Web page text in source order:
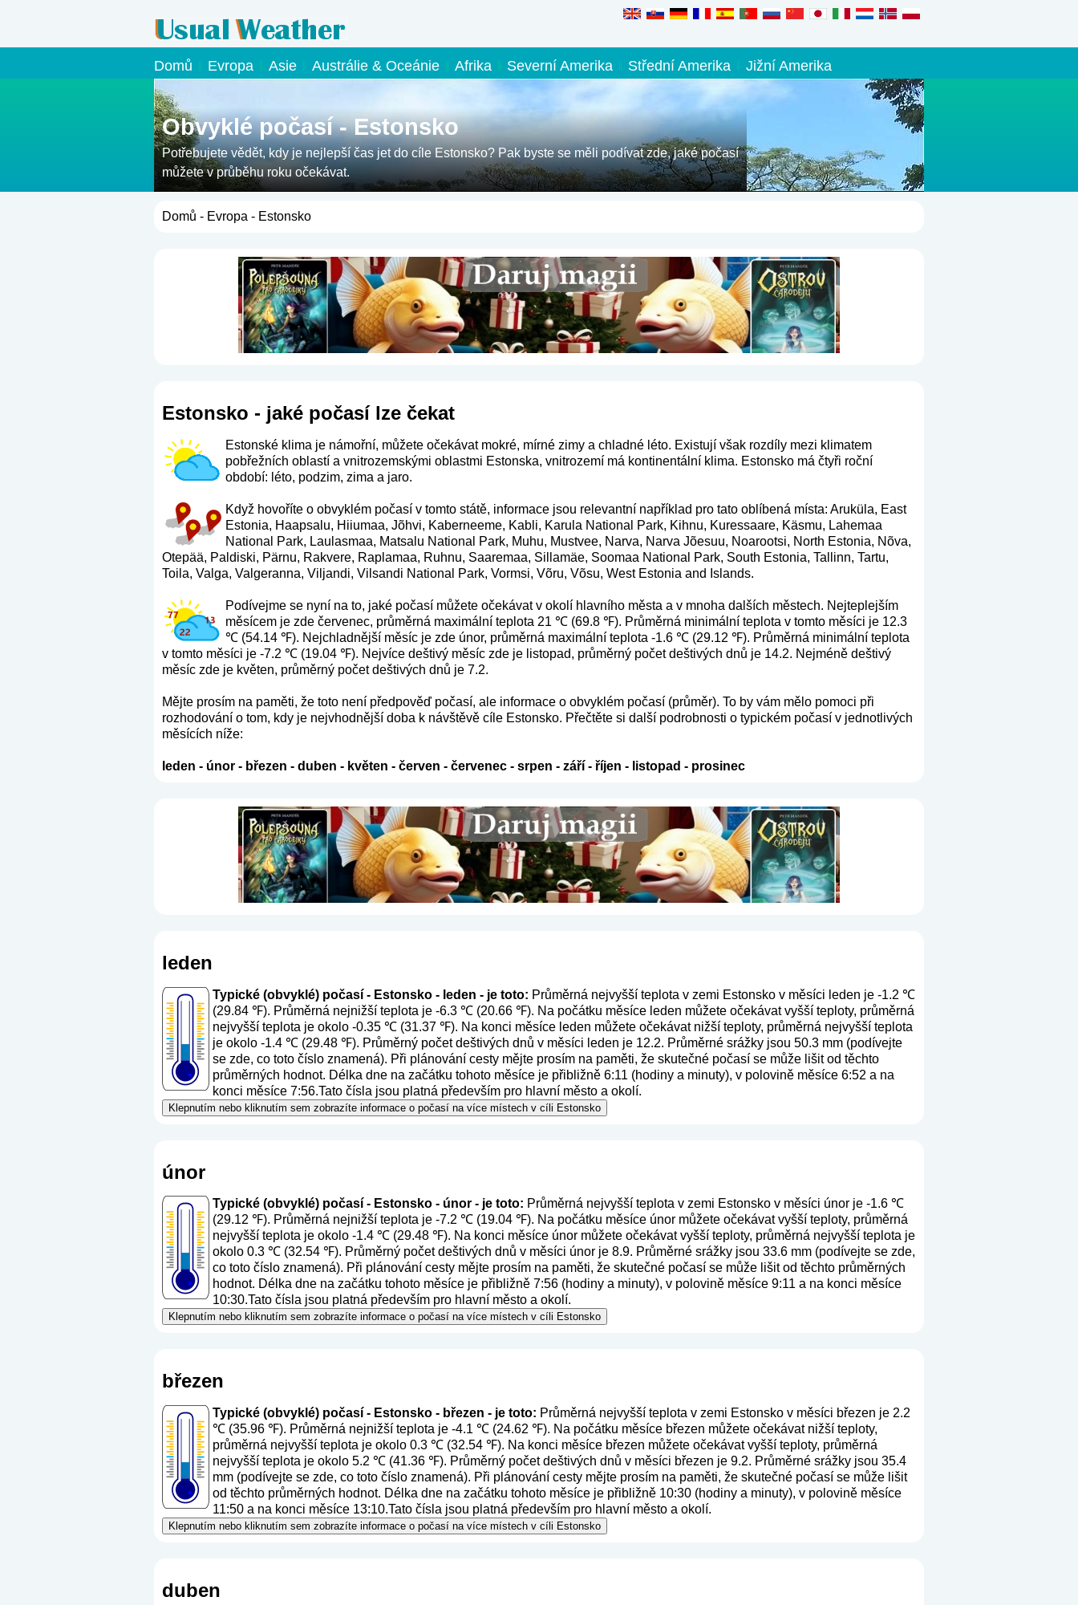
Domů Evropa Asie Austrálie & Oceánie Afrika Severní Amerika Střední Amerika Jižní Amerika
Obvyklé počasí - Estonsko
Potřebujete vědět, kdy je nejlepší čas jet do cíle Estonsko? Pak byste se měli podívat zde, jaké počasí
můžete v průběhu roku očekávat.
Domů - Evropa - Estonsko
Estonsko - jaké počasí lze čekat
Estonské klima je námořní, můžete očekávat mokré, mírné zimy a chladné léto. Existují však rozdíly mezi klimatem
pobřežních oblastí a vnitrozemskými oblastmi Estonska, vnitrozemí má kontinentální klima. Estonsko má čtyři roční
období: léto, podzim, zima a jaro.
Když hovoříte o obvyklém počasí v tomto státě, informace jsou relevantní například pro tato oblíbená místa: Aruküla, East
Estonia, Haapsalu, Hiiumaa, Jõhvi, Kaberneeme, Kabli, Karula National Park, Kihnu, Kuressaare, Käsmu, Lahemaa
National Park, Laulasmaa, Matsalu National Park, Muhu, Mustvee, Narva, Narva Jõesuu, Noarootsi, North Estonia, Nõva,
Otepää, Paldiski, Pärnu, Rakvere, Raplamaa, Ruhnu, Saaremaa, Sillamäe, Soomaa National Park, South Estonia, Tallinn, Tartu,
Toila, Valga, Valgeranna, Viljandi, Vilsandi National Park, Vormsi, Võru, Võsu, West Estonia and Islands.
Podívejme se nyní na to, jaké počasí můžete očekávat v okolí hlavního města a v mnoha dalších městech. Nejteplejším
měsícem je zde červenec, průměrná maximální teplota 21 ℃ (69.8 ℉). Průměrná minimální teplota v tomto měsíci je 12.3
℃ (54.14 ℉). Nejchladnější měsíc je zde únor, průměrná maximální teplota -1.6 ℃ (29.12 ℉). Průměrná minimální teplota
v tomto měsíci je -7.2 ℃ (19.04 ℉). Nejvíce deštivý měsíc zde je listopad, průměrný počet deštivých dnů je 14.2. Nejméně deštivý
měsíc zde je květen, průměrný počet deštivých dnů je 7.2.
Mějte prosím na paměti, že toto není předpověď počasí, ale informace o obvyklém počasí (průměr). To by vám mělo pomoci při
rozhodování o tom, kdy je nejvhodnější doba k návštěvě cíle Estonsko. Přečtěte si další podrobnosti o typickém počasí v jednotlivých
měsících níže:
leden - únor- březen - duben - květen - červen - červenec- srpen - září- říjen - listopad - prosinec
leden
Typické (obvyklé) počasí - Estonsko - leden - je toto: Průměrná nejvyšší teplota v zemi Estonsko v měsíci leden je -1.2 ℃
(29.84 ℉). Průměrná nejnižší teplota je -6.3 ℃ (20.66 ℉). Na počátku měsíce leden můžete očekávat vyšší teploty, průměrná
nejvyšší teplota je okolo -0.35 ℃ (31.37 ℉). Na konci měsíce leden můžete očekávat nižší teploty, průměrná nejvyšší teplota
je okolo -1.4 ℃ (29.48 ℉). Průměrný počet deštivých dnů v měsíci leden je 12.2. Průměrné srážky jsou 50.3 mm (podívejte
se zde, co toto číslo znamená). Při plánování cesty mějte prosím na paměti, že skutečné počasí se může lišit od těchto
průměrných hodnot. Délka dne na začátku tohoto měsíce je přibližně 6:11 (hodiny a minuty), v polovině měsíce 6:52 a na
konci měsíce 7:56.Tato čísla jsou platná především pro hlavní město a okolí.
Klepnutím nebo kliknutím sem zobrazíte informace o počasí na více místech v cíli Estonsko
únor
Typické (obvyklé) počasí - Estonsko - únor - je toto: Průměrná nejvyšší teplota v zemi Estonsko v měsíci únor je -1.6 ℃
(29.12 ℉). Průměrná nejnižší teplota je -7.2 ℃ (19.04 ℉). Na počátku měsíce únor můžete očekávat vyšší teploty, průměrná
nejvyšší teplota je okolo -1.4 ℃ (29.48 ℉). Na konci měsíce únor můžete očekávat vyšší teploty, průměrná nejvyšší teplota je
okolo 0.3 ℃ (32.54 ℉). Průměrný počet deštivých dnů v měsíci únor je 8.9. Průměrné srážky jsou 33.6 mm (podívejte se zde,
co toto číslo znamená). Při plánování cesty mějte prosím na paměti, že skutečné počasí se může lišit od těchto průměrných
hodnot. Délka dne na začátku tohoto měsíce je přibližně 7:56 (hodiny a minuty), v polovině měsíce 9:11 a na konci měsíce
10:30.Tato čísla jsou platná především pro hlavní město a okolí.
Klepnutím nebo kliknutím sem zobrazíte informace o počasí na více místech v cíli Estonsko
březen
Typické (obvyklé) počasí - Estonsko - březen - je toto: Průměrná nejvyšší teplota v zemi Estonsko v měsíci březen je 2.2
℃ (35.96 ℉). Průměrná nejnižší teplota je -4.1 ℃ (24.62 ℉). Na počátku měsíce březen můžete očekávat nižší teploty,
průměrná nejvyšší teplota je okolo 0.3 ℃ (32.54 ℉). Na konci měsíce březen můžete očekávat vyšší teploty, průměrná
nejvyšší teplota je okolo 5.2 ℃ (41.36 ℉). Průměrný počet deštivých dnů v měsíci březen je 9.2. Průměrné srážky jsou 35.4
mm (podívejte se zde, co toto číslo znamená). Při plánování cesty mějte prosím na paměti, že skutečné počasí se může lišit
od těchto průměrných hodnot. Délka dne na začátku tohoto měsíce je přibližně 10:30 (hodiny a minuty), v polovině měsíce
11:50 a na konci měsíce 13:10.Tato čísla jsou platná především pro hlavní město a okolí.
Klepnutím nebo kliknutím sem zobrazíte informace o počasí na více místech v cíli Estonsko
duben